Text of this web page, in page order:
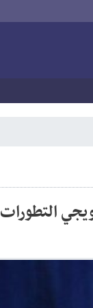
التطورات